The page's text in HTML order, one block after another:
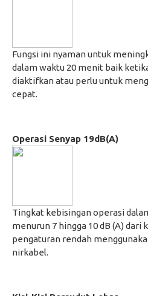
Fungsi ini nyaman untuk
dalam waktu 20 menit baik
diaktifkan atau perlu untuk
cepat.
Operasi Senyap 19dB(A)
Tingkat kebisingan operasi
menurun 7 hingga 10 dB (A) dari
pengaturan rendah
nirkabel.